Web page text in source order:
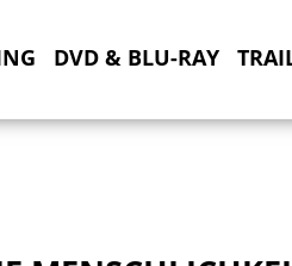
DVD & BLU-RAY